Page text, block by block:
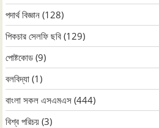
পদার্থ বিজ্ঞান (128)
পিকচার সেলফি ছবি (129)
পোষ্টকোড (9)
বলবিদ্যা (1)
বাংলা সকল এসএমএস (444)
বিশ্ব পরিচয় (3)